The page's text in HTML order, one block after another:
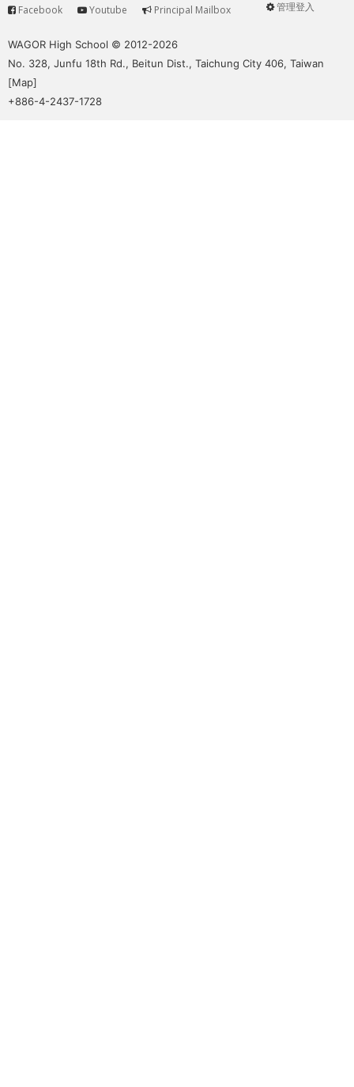
User
管理登入
Service
Facebook Youtube Principal Mailbox
WAGOR High School © 2012-2026
No. 328, Junfu 18th Rd., Beitun Dist., Taichung City 406, Taiwan
[Map]
+886-4-2437-1728